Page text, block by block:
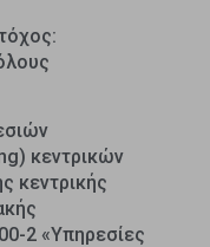
κεντρικών
κεντρικής
2 «Υπηρεσίες